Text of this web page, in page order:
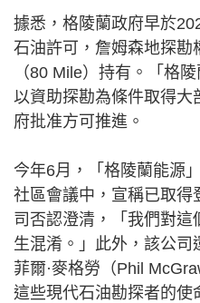
據悉，格陵蘭政府早於
石油許可，詹姆森地探勘
（80 Mile）持有。「格
以資助探勘為條件取得大
府批准方可推進。
今年6月，「格陵蘭能源
社區會議中，宣稱已取得
司否認澄清，「我們對這
生混淆。」此外，該公司
菲爾·麥格勞（Phil
這些現代石油勘探者的使